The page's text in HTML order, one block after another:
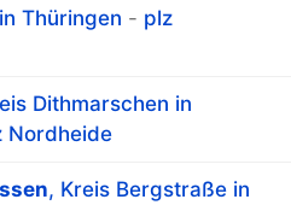
Thüringen - plz
Dithmarschen in
Nordheide
, Kreis Bergstraße in